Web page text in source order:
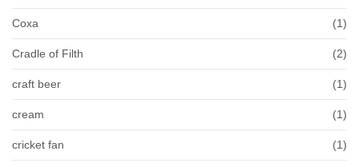
Coxa (1)
Cradle of Filth (2)
craft beer (1)
cream (1)
cricket fan (1)